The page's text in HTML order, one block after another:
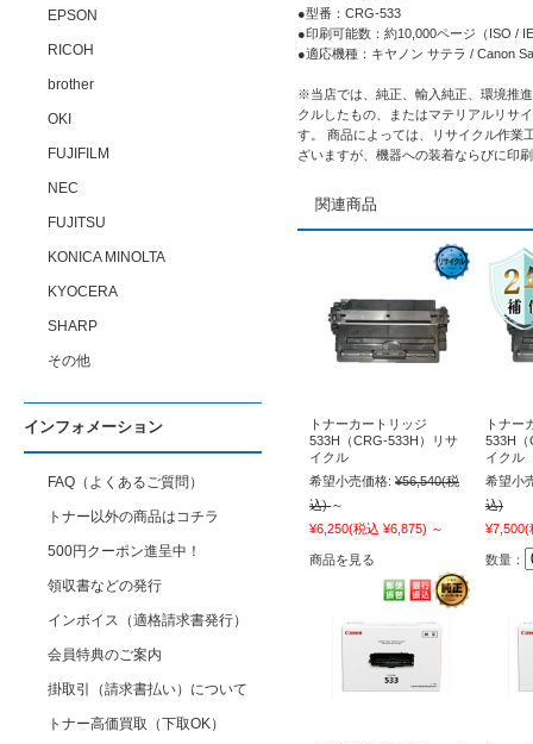
●型番：CRG-533
●印刷可能数：約10,000ページ（ISO /
●適応機種：キヤノン サテラ / Canon
※当店では、純正、輸入純正、環境推
クルしたもの、またはマテリアルリサ
す。 商品によっては、リサイクル作業
ざいますが、機器への装着ならびに印
関連商品
トナーカートリッジ
533H（CRG-533H）リサ
イクル
希望小売価格: ¥56,540(税
込) ～
¥6,250(税込 ¥6,875) ～
商品を見る
トナー
533H（
イクル
希望小
込)
¥7,500(
数量：
EPSON
RICOH
brother
OKI
FUJIFILM
NEC
FUJITSU
KONICA MINOLTA
KYOCERA
SHARP
その他
インフォメーション
FAQ（よくあるご質問）
トナー以外の商品はコチラ
500円クーポン進呈中！
領収書などの発行
インボイス（適格請求書発行）
会員特典のご案内
掛取引（請求書払い）について
トナー高価買取（下取OK）